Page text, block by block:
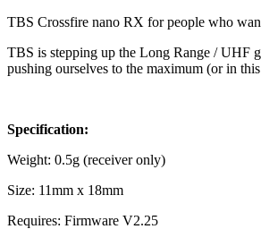
TBS Crossfire nano RX for people who
TBS is stepping up the Long Range / UHF
pushing ourselves to the maximum (or in
Specification:
Weight: 0.5g (receiver only)
Size: 11mm x 18mm
Requires: Firmware V2.25